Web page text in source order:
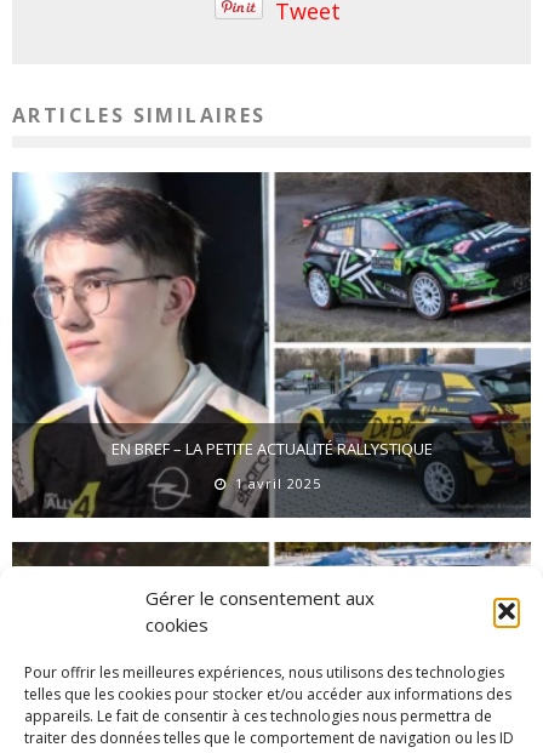
Gérer le consentement aux
cookies
Pour offrir les meilleures expériences, nous utilisons des technologies
telles que les cookies pour stocker et/ou accéder aux informations des
appareils. Le fait de consentir à ces technologies nous permettra de
traiter des données telles que le comportement de navigation ou les ID
Tweet
ARTICLES SIMILAIRES
EN BREF – LA PETITE ACTUALITÉ RALLYSTIQUE
1 avril 2025